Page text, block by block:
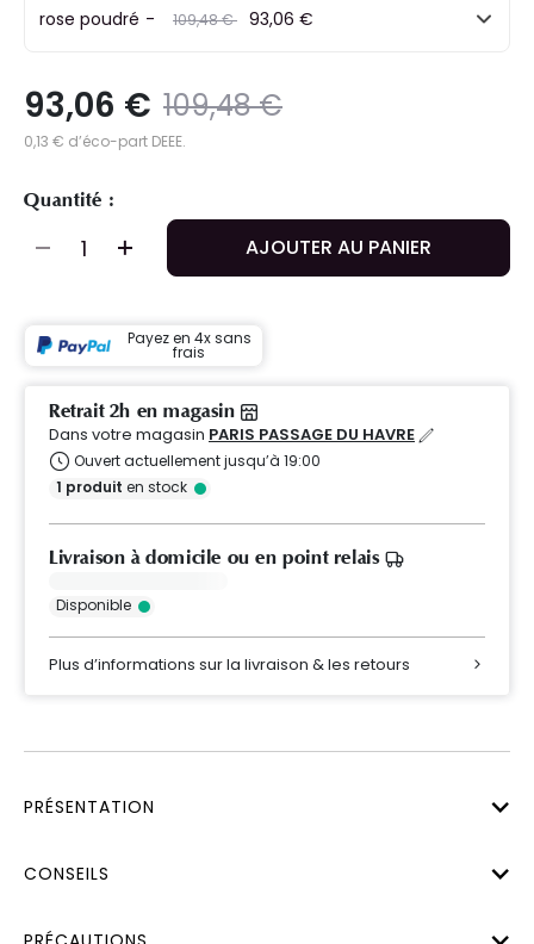
rose poudré - Prix ​​réduit de
109,48 €to93,06 €
Prix ​​réduit de
109,48 €to
93,06 €
0,13 € d’éco-part DEEE.
Quantité :
AJOUTER AU PANIER
Payez en 4x sans
frais
Retrait 2h en magasin
Dans votre magasin PARIS PASSAGE DU HAVRE
Ouvert actuellement jusqu’à 19:00
1 produit en stock
Livraison à domicile ou en point relais
Disponible
Plus d’informations sur la livraison & les retours
PRÉSENTATION
CONSEILS